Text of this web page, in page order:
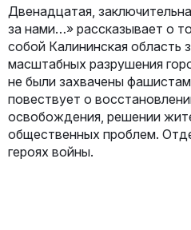
Двенадцатая,
за нами…» рассказывает о
собой Калининская область
масштабных разрушения
не были захвачены
повествует о
освобождения, решении
общественных проблем.
героях войны.